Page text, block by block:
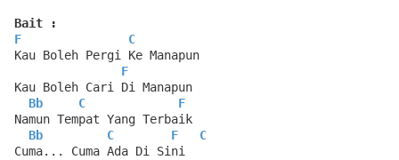
Bait :
F
C
Kau Boleh Pergi Ke Manapun
F
Kau Boleh Cari Di Manapun
Bb
C
F
Namun Tempat Yang Terbaik
Bb
C F
C
Cuma... Cuma Ada Di Sini